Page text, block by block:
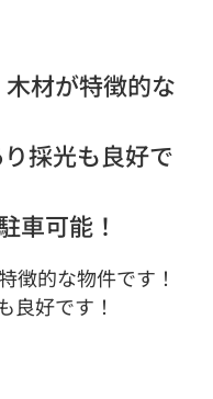
材が特徴的な
採光も良好で
車可能！
徴的な物件です！
良好です！